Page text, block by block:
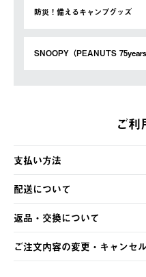
防災！備えるキャンプグッズ
SNOOPY（PEANUTS
ご利
支払い方法
以下のいずれかの方法でお支
・クレジットカード決済
・コンビニ決済
・Pay-easy決済
配送について
【発送スケジュール】
ご注文・ご入金完了より2営業
土日祝の発送はございません
の発送となる場合がございま
返品・交換について
※お客様都合の場合
ご注文内容の変更・キャンセ